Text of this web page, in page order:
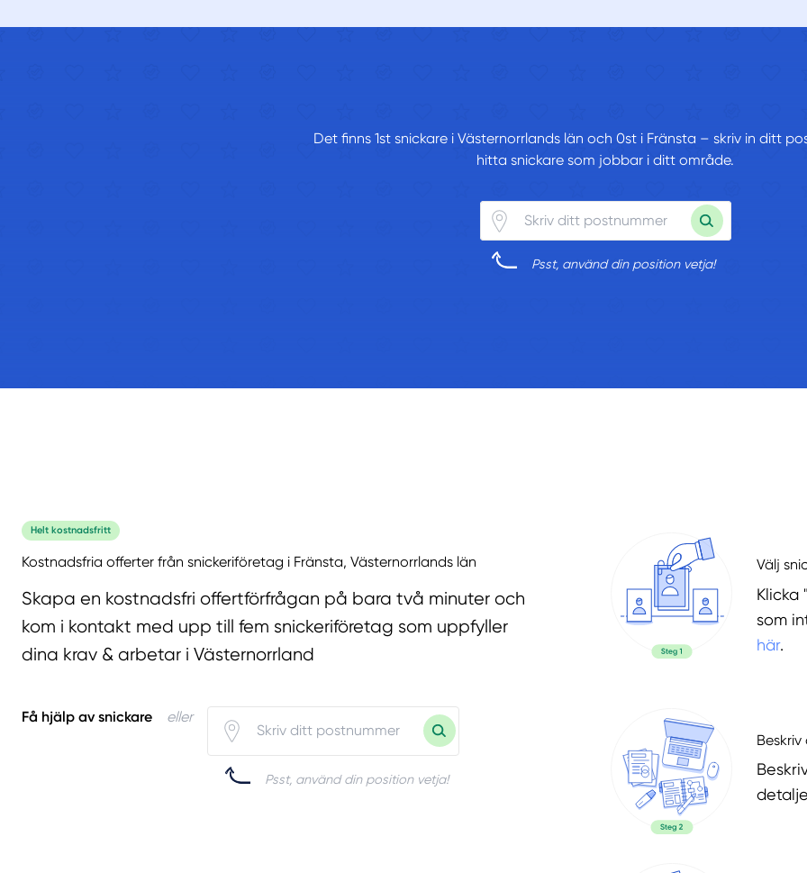
Det finns 1st snickare i Västernorrlands län och 0st i Fränsta – skriv in ditt
hitta snickare som jobbar i ditt område.
Psst, använd din position vetja!
Helt kostnadsfritt
Kostnadsfria offerter från snickeriföretag i Fränsta, Västernorrlands län
Skapa en kostnadsfri offertförfrågan på bara två minuter och
kom i kontakt med upp till fem snickeriföretag som uppfyller
dina krav & arbetar i Västernorrland
Få hjälp av snickare eller
Psst, använd din position vetja!
Välj
Klicka
som
här.